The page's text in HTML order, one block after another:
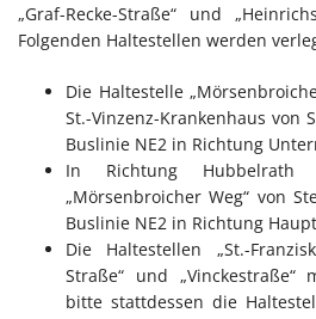
„Graf-Recke-Straße“ und
Folgenden Haltestellen werden
Die Haltestelle
St.-Vinzenz-Krankenhaus von
Buslinie NE2 in Richtung
In Richtung
„Mörsenbroicher Weg“ von
Buslinie NE2 in Richtung
Die Haltestellen „St.-
Straße“ und „Vinckestraße“
bitte stattdessen die